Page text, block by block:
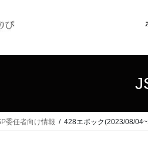
委任者向け情報 428エポック(2023/08/